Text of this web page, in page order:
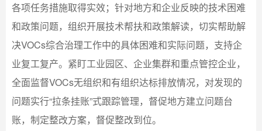
各项任务措施取得实效；针对地方和企业反映的技术困难
和政策问题，组织开展技术帮扶和政策解读，切实帮助解
决VOCs综合治理工作中的具体困难和实际问题，支持企
业复工复产。紧盯工业园区、企业集群和重点管控企业，
全面监督VOCs无组织和有组织达标排放情况，对发现的
问题实行“拉条挂账”式跟踪管理，督促地方建立问题台
账，制定整改方案，督促整改到位。